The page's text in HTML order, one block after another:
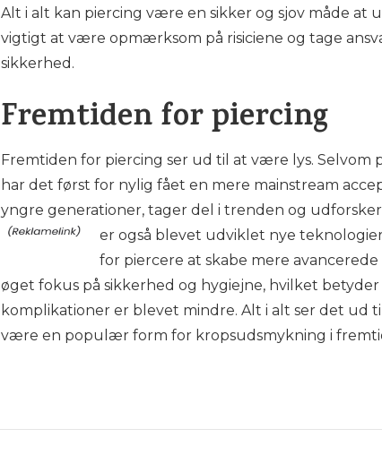
Alt i alt kan piercing være en sikker og sjov måde at
vigtigt at være opmærksom på risiciene og tage
sikkerhed.
Fremtiden for piercing
Fremtiden for piercing ser ud til at være lys. Selvom
har det først for nylig fået en mere mainstream
yngre generationer, tager del i trenden og udforsker
er også blevet udviklet nye
for piercere at skabe mere
øget fokus på sikkerhed og hygiejne, hvilket
komplikationer er blevet mindre. Alt i alt ser det ud
være en populær form for kropsudsmykning i